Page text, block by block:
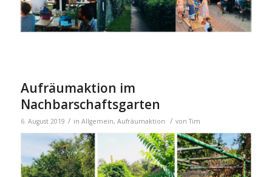
Aufräumaktion im
Nachbarschaftsgarten
6. August 2019 / in Allgemein, Aufräumaktion / vonTim